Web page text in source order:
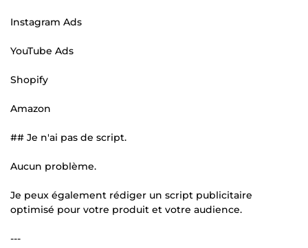
Instagram Ads
YouTube Ads
Shopify
Amazon
## Je n'ai pas de script.
Aucun problème.
Je peux également rédiger un script publicitaire
optimisé pour votre produit et votre audience.
---